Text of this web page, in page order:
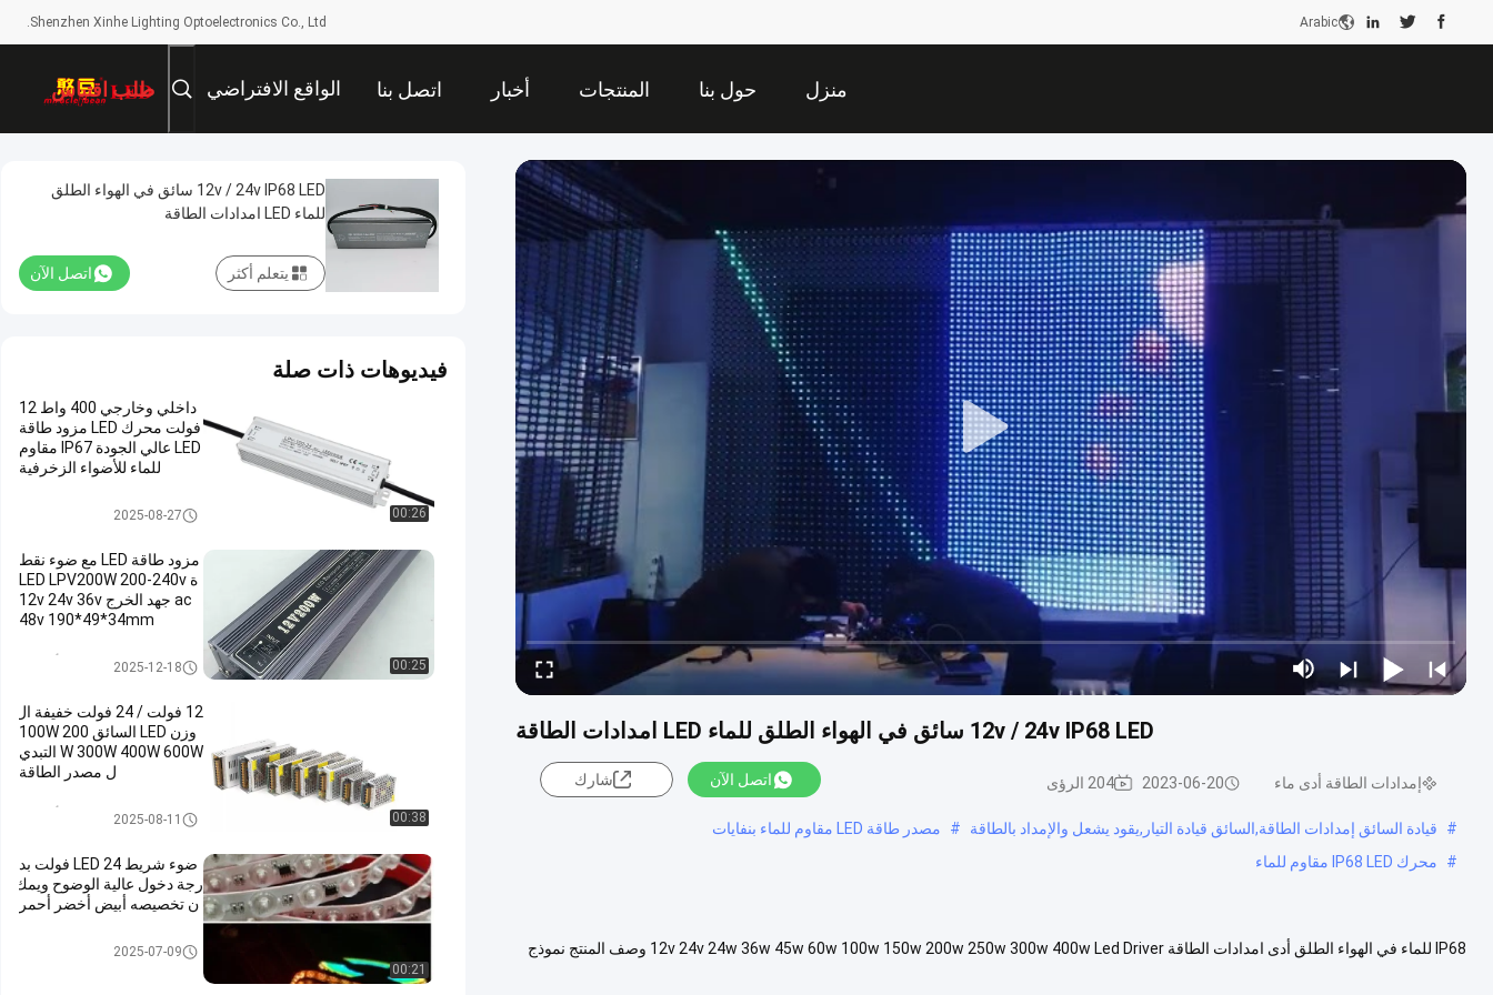
Shenzhen Xinhe Lighting Optoelectronics Co., Ltd. Arabic
منزل حول بنا المنتجات أخبار اتصل بنا الواقع الافتراضي طلب اقتباس
12v / 24v IP68 LED سائق في الهواء الطلق للماء LED امدادات الطاقة
إمدادات الطاقة أدى ماء 2023-06-20 204 الرؤى اتصل الآن شارك
# قيادة السائق إمدادات الطاقة,السائق قيادة التيار,يقود يشعل والإمداد بالطاقة #
مصدر طاقة LED مقاوم للماء بنفايات
#
محرك IP68 LED مقاوم للماء
IP68 للماء في الهواء الطلق أدى امدادات الطاقة 12v 24v 24w 36w 45w 60w 100w 150w 200w 250w 300w 400w Led Driver وصف المنتج نموذج
12v / 24v IP68 LED سائق في الهواء الطلق
للماء LED امدادات الطاقة
اتصل الآن يتعلم أكثر
فيديوهات ذات صلة
00:26
داخلي وخارجي 400 واط 12
فولت محرك LED مزود طاقة
LED عالي الجودة IP67 مقاوم
للماء للأضواء الزخرفية
2025-08-27
00:25
مزود طاقة LED مع ضوء نقط
ة LED LPV200W 200-240v
ac جهد الخرج 12v 24v 36v
48v 190*49*34mm
إمدادات الطاقة أدى ماء2025-12-18
00:38
12 فولت / 24 فولت خفيفة ال
وزن LED السائق 100W 200
W 300W 400W 600W التبدي
ل مصدر الطاقة
إمدادات الطاقة أدى ماء2025-08-11
00:21
ضوء شريط LED 24 فولت بد
رجة دخول عالية الوضوح ويمك
ن تخصيصه أبيض أخضر أحمر
2025-07-09